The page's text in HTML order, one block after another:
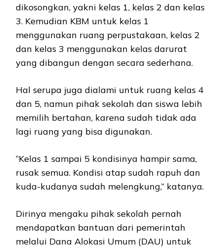
dikosongkan, yakni kelas 1, kelas 2 dan kelas
3. Kemudian KBM untuk kelas 1
menggunakan ruang perpustakaan, kelas 2
dan kelas 3 menggunakan kelas darurat
yang dibangun dengan secara sederhana.
Hal serupa juga dialami untuk ruang kelas 4
dan 5, namun pihak sekolah dan siswa lebih
memilih bertahan, karena sudah tidak ada
lagi ruang yang bisa digunakan.
“Kelas 1 sampai 5 kondisinya hampir sama,
rusak semua. Kondisi atap sudah rapuh dan
kuda-kudanya sudah melengkung,” katanya.
Dirinya mengaku pihak sekolah pernah
mendapatkan bantuan dari pemerintah
melalui Dana Alokasi Umum (DAU) untuk